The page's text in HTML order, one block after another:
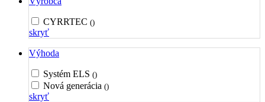
CYRRTEC ()
skryť
Výhoda
Systém ELS ()
Nová generácia ()
skryť